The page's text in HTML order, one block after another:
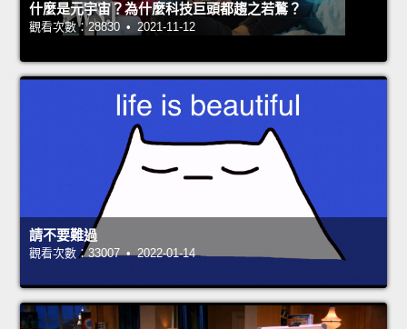
什麼是元宇宙？為什麼科技巨頭都趨之若鶩？
觀看次數：28830 • 2021-11-12
請不要難過
觀看次數：33007 • 2022-01-14